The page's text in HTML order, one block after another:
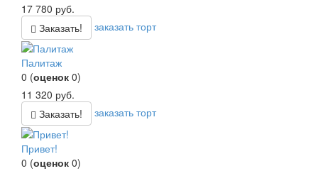
17 780 руб.
Заказать!
заказать торт
Палитаж
0 (оценок 0)
11 320 руб.
Заказать!
заказать торт
Привет!
0 (оценок 0)